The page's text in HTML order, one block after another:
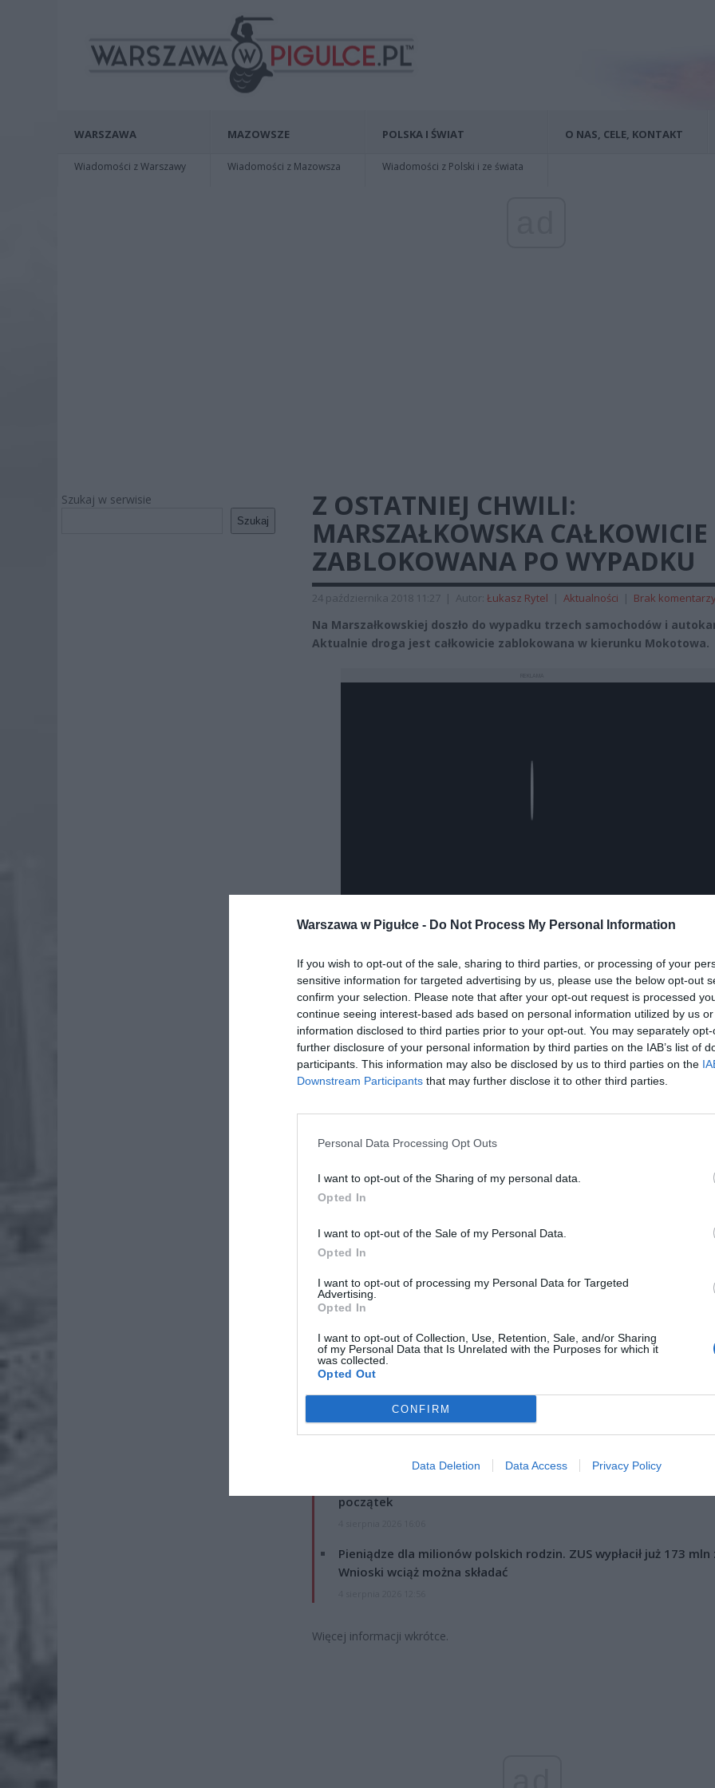
Warszawa w Pigułce - Do Not Process My Personal Information
If you wish to opt-out of the sale, sharing to third parties, or processing of your
sensitive information for targeted advertising by us, please use the below opt-out
confirm your selection. Please note that after your opt-out request is processed
continue seeing interest-based ads based on personal information utilized by us
information disclosed to third parties prior to your opt-out. You may separately
further disclosure of your personal information by third parties on the IAB’s list of
participants. This information may also be disclosed by us to third parties on the
Downstream Participants that may further disclose it to other third parties.
Personal Data Processing Opt Outs
I want to opt-out of the Sharing of my personal data.
Opted In
I want to opt-out of the Sale of my Personal Data.
Opted In
I want to opt-out of processing my Personal Data for Targeted
Advertising.
Opted In
I want to opt-out of Collection, Use, Retention, Sale, and/or Sharing
of my Personal Data that Is Unrelated with the Purposes for which it
was collected.
Opted Out
CONFIRM
Data Deletion Data Access Privacy Policy
WARSZAWA
Wiadomości z Warszawy
MAZOWSZE
Wiadomości z Mazowsza
POLSKA I ŚWIAT
Wiadomości z Polski i ze świata
O NAS, CELE, KONTAKT
Szukaj w serwisie
Szukaj
Z OSTATNIEJ CHWILI:
MARSZAŁKOWSKA CAŁKOWICIE
ZABLOKOWANA PO WYPADKU
24 października 2018 11:27 | Autor: Łukasz Rytel | Aktualności | Brak
Na Marszałkowskiej doszło do wypadku trzech samochodów i
Aktualnie droga jest całkowicie zablokowana w kierunku Mokotowa.
ad
Fot. Marcin
Fot. Marcin
Na miejscu pracują służby.
początek
Pieniądze dla milionów polskich rodzin. ZUS wypłacił już 173 mln
Wnioski wciąż można składać
Więcej informacji wkrótce.